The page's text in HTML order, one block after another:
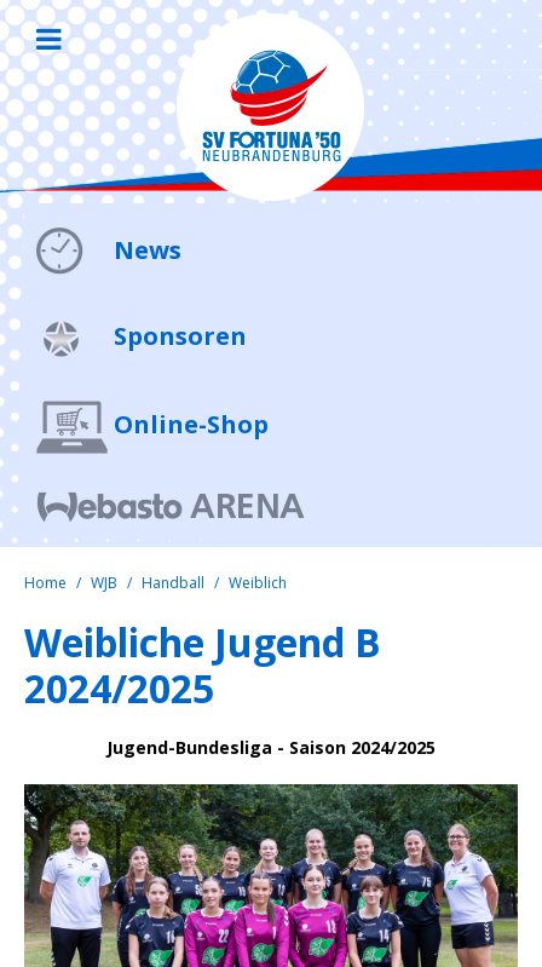
News
Sponsoren
Online-Shop
Home WJB Handball Weiblich
Weibliche Jugend B
2024/2025
Jugend-Bundesliga - Saison 2024/2025